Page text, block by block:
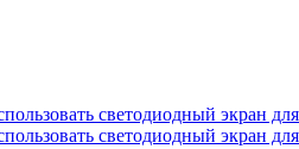
светодиодный экран
светодиодный экран